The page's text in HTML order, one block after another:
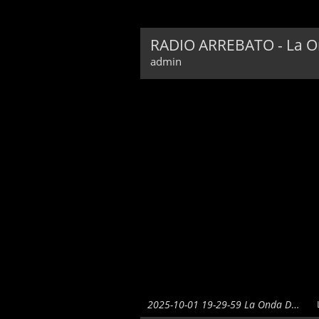
RADIO ARREBATO - La
admin
2025-10-01 19-29-59 La Onda De Bharat